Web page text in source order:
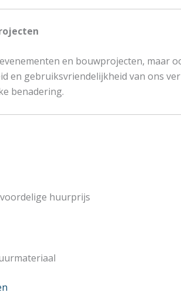
en bouwprojecten, maar
en gebruiksvriendelijkheid van ons
benadering.
huurprijs